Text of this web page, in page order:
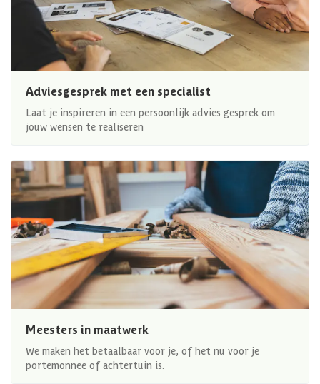
Adviesgesprek met een specialist
Laat je inspireren in een persoonlijk advies gesprek om
jouw wensen te realiseren
Meesters in maatwerk
We maken het betaalbaar voor je, of het nu voor je
portemonnee of achtertuin is.